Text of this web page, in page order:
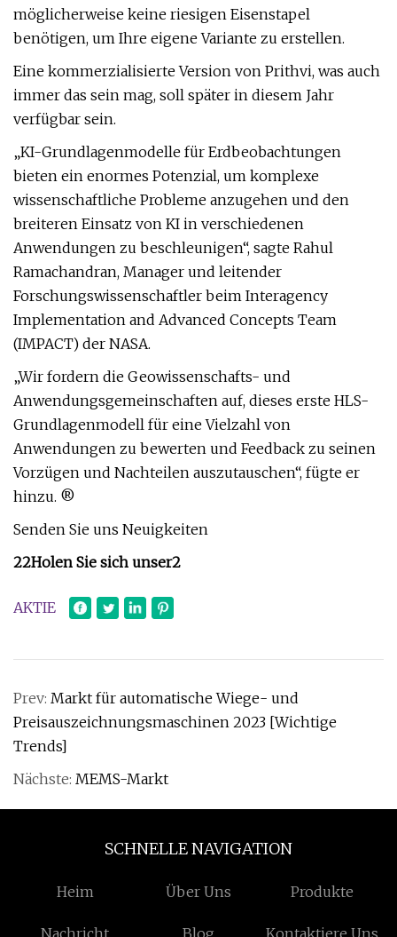
möglicherweise keine riesigen Eisenstapel
benötigen, um Ihre eigene Variante zu erstellen.
Eine kommerzialisierte Version von Prithvi, was auch
immer das sein mag, soll später in diesem Jahr
verfügbar sein.
„KI-Grundlagenmodelle für Erdbeobachtungen
bieten ein enormes Potenzial, um komplexe
wissenschaftliche Probleme anzugehen und den
breiteren Einsatz von KI in verschiedenen
Anwendungen zu beschleunigen“, sagte Rahul
Ramachandran, Manager und leitender
Forschungswissenschaftler beim Interagency
Implementation and Advanced Concepts Team
(IMPACT) der NASA.
„Wir fordern die Geowissenschafts- und
Anwendungsgemeinschaften auf, dieses erste HLS-
Grundlagenmodell für eine Vielzahl von
Anwendungen zu bewerten und Feedback zu seinen
Vorzügen und Nachteilen auszutauschen“, fügte er
hinzu. ®
Senden Sie uns Neuigkeiten
22Holen Sie sich unser2
AKTIE
Prev: Markt für automatische Wiege- und
Preisauszeichnungsmaschinen 2023 [Wichtige
Trends]
Nächste: MEMS-Markt
SCHNELLE NAVIGATION
Heim Über Uns Produkte
Nachricht Blog Kontaktiere Uns